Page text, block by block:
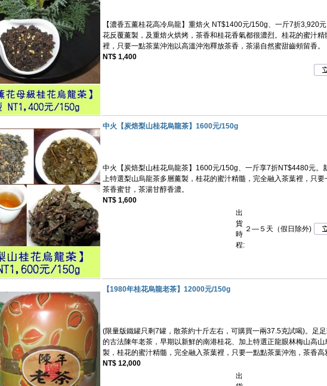
【濃香五薰桂花高冷烏龍】重焙火 NT$1400元/150g、一斤7折3,920
花反覆薰製，及重焙火烘烤，茶香和桂花香氣都很濃烈。桂花的蜜汁精
裡，只要一點茶葉沖泡以高溫沖泡釋放茶香，茶湯自然蜜甜齒頰留香。
NT$ 1,400
中火【炭焙梨山桂花烏龍茶】1600元/150g
中火【炭焙梨山桂花烏龍茶】1600元/150g、一斤享7折NT$4480元。
上特選梨山烏龍茶多層薰製，桂花的蜜汁精髓，完全融入茶葉裡，只要
茶香蜜甘，茶湯甘醇香濃。
NT$ 1,600
出
貨
時
程:
２—５天（假日除外)
【1980年桂花烏龍老茶】12000元/150g
(限量版鐵罐只剩7罐，散茶約十斤左右，可購買一兩37.5克試喝)。足
的古法陳年老茶，早期以新鮮的南港桂花、加上特選正龍眼林梅山高山
製，桂花的蜜汁精髓，完全融入茶葉裡，只要一點點茶葉沖泡，茶香高
NT$ 12,000
出